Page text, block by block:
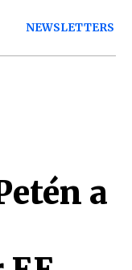
NEWSLETTERS
a